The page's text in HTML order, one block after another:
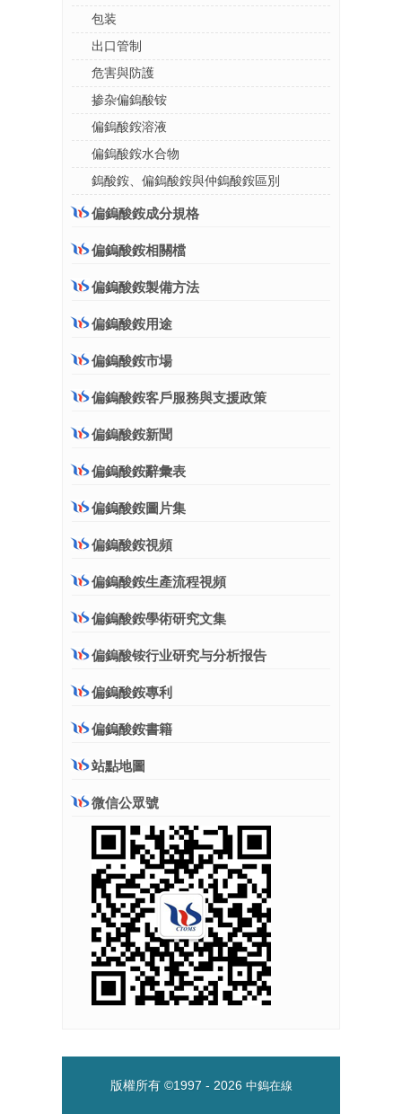
包装
出口管制
危害與防護
掺杂偏鎢酸铵
偏鎢酸銨溶液
偏鎢酸銨水合物
鎢酸銨、偏鎢酸銨與仲鎢酸銨區別
偏鎢酸銨成分規格
偏鎢酸銨相關檔
偏鎢酸銨製備方法
偏鎢酸銨用途
偏鎢酸銨市場
偏鎢酸銨客戶服務與支援政策
偏鎢酸銨新聞
偏鎢酸銨辭彙表
偏鎢酸銨圖片集
偏鎢酸銨視頻
偏鎢酸銨生產流程視頻
偏鎢酸銨學術研究文集
偏鎢酸铵行业研究与分析报告
偏鎢酸銨專利
偏鎢酸銨書籍
站點地圖
微信公眾號
版權所有 ©1997 - 2026 中鎢在線